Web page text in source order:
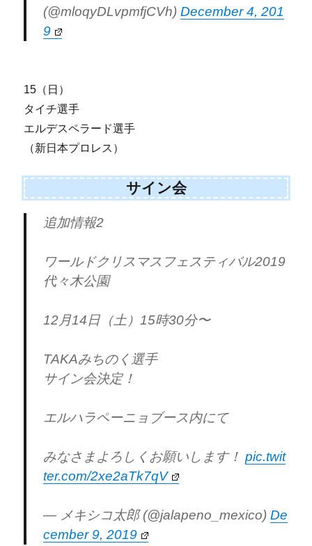
(@mloqyDLvpmfjCVh)December 4, 201
9
15（日）
タイチ選手
エルデスペラード選手
（新日本プロレス）
サイン会
追加情報2
ワールドクリスマスフェスティバル2019
代々木公園
12月14日（土）15時30分〜
TAKAみちのく選手
サイン会決定！
エルハラペーニョブース内にて
みなさまよろしくお願いします！pic.twit
ter.com/2xe2aTk7qV
— メキシコ太郎 (@jalapeno_mexico)De
cember 9, 2019